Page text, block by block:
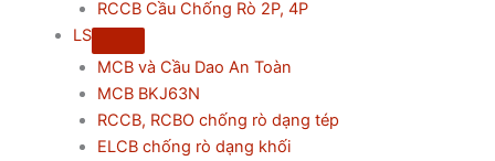
RCCB Cầu Chống Rò 2P, 4P
LS
MCB và Cầu Dao An Toàn
MCB BKJ63N
RCCB, RCBO chống rò dạng tép
ELCB chống rò dạng khối